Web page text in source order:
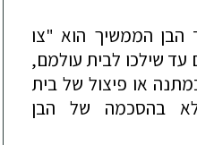
הבן הממשיך הוא "צו
עד שילכו לבית עולמם,
או פיצול של בית
בהסכמה של הבן